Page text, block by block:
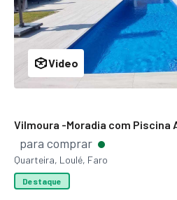
Video
Vilmoura -Moradia com Piscina
para comprar
Quarteira, Loulé, Faro
Destaque